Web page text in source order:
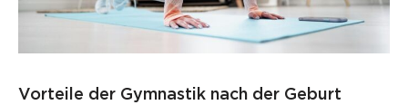
Vorteile der Gymnastik nach der Geburt